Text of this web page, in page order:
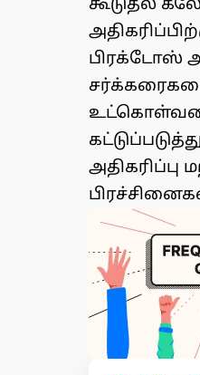
கூடுதல்
பிரக்டோஸ்
அதிகரிப்பு